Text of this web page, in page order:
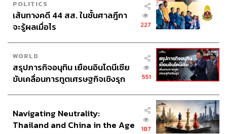
POLITICS
เส้นทางคดี 44 สส. ในชั้นศาลฎีกา
จะรู้ผลเมื่อไร
227
WORLD
สรุปภารกิจอนุทิน เยือนอินโดนีเซีย
ขับเคลื่อนการทูตเศรษฐกิจเชิงรุก
551
Navigating Neutrality:
Thailand and China in the Age
187